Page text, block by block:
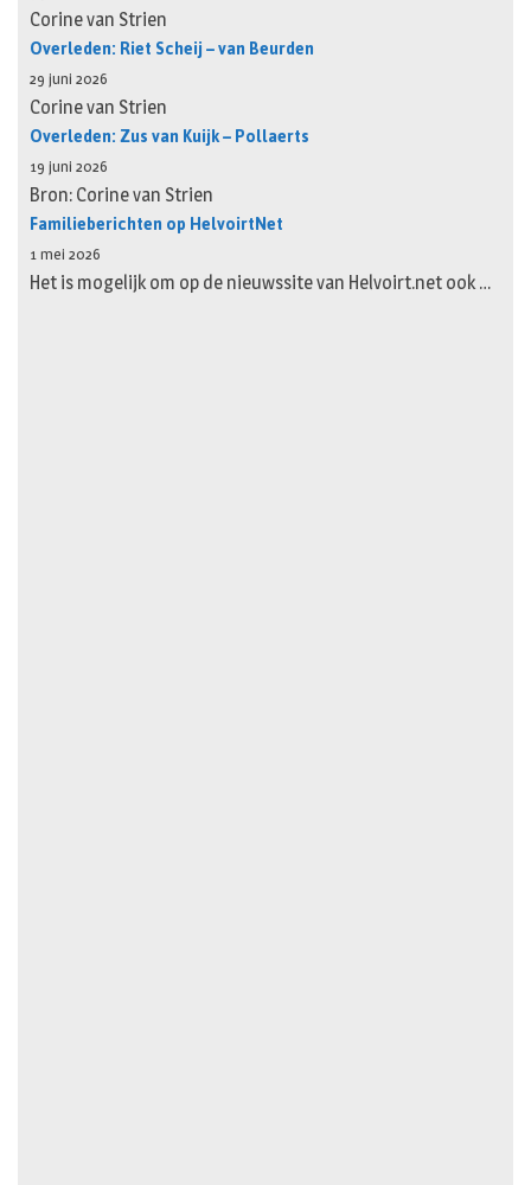
Corine van Strien
Overleden: Riet Scheij – van Beurden
29 juni 2026
Corine van Strien
Overleden: Zus van Kuijk – Pollaerts
19 juni 2026
Bron: Corine van Strien
Familieberichten op HelvoirtNet
1 mei 2026
Het is mogelijk om op de nieuwssite van Helvoirt.net ook …